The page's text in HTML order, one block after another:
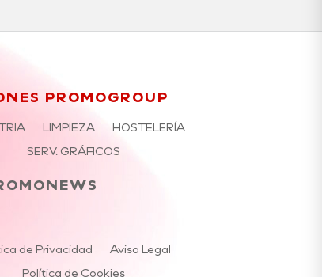
PROMOGROUP
LIMPIEZA
HOSTELERÍA
SERV. GRÁFICOS
de Privacidad
Aviso Legal
Política de Cookies